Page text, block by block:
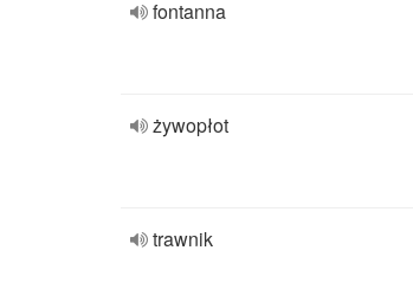
fontanna
żywopłot
trawnik